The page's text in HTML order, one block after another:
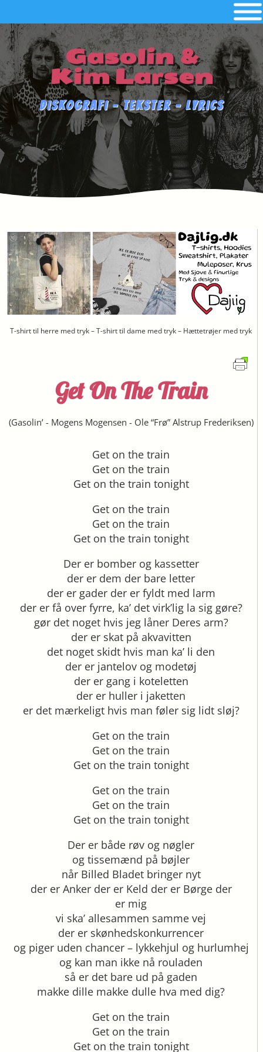
Gasolin &
Kim Larsen
Diskografi - Tekster - Lyrics
T-shirt til herre med tryk – T-shirt til dame med tryk – Hættetrøjer med tryk
Get On The Train
(Gasolin’- Mogens Mogensen - Ole “Frø” Alstrup Frederiksen)
Get on the train
Get on the train
Get on the train tonight
Get on the train
Get on the train
Get on the train tonight
Der er bomber og kassetter
der er dem der bare letter
der er gader der er fyldt med larm
der er få over fyrre, ka’ det virk’lig la sig gøre?
gør det noget hvis jeg låner Deres arm?
der er skat på akvavitten
det noget skidt hvis man ka’ li den
der er jantelov og modetøj
der er gang i koteletten
der er huller i jaketten
er det mærkeligt hvis man føler sig lidt sløj?
Get on the train
Get on the train
Get on the train tonight
Get on the train
Get on the train
Get on the train tonight
Der er både røv og nøgler
og tissemænd på bøjler
når Billed Bladet bringer nyt
der er Anker der er Keld der er Børge der
er mig
vi ska’ allesammen samme vej
der er skønhedskonkurrencer
og piger uden chancer – lykkehjul og hurlumhej
og kan man ikke nå rouladen
så er det bare ud på gaden
makke dille makke dulle hva med dig?
Get on the train
Get on the train
Get on the train tonight